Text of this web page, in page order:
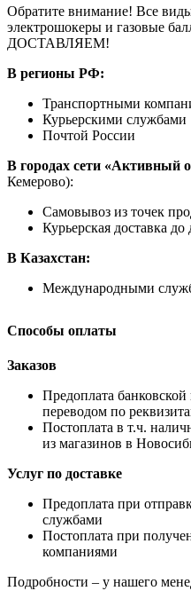
Обратите внимание! Все
электрошокеры и газовые
ДОСТАВЛЯЕМ!
В регионы РФ:
Транспортными
Курьерскими службами
Почтой России
В городах сети «Активный
Кемерово):
Самовывоз из точек
Курьерская доставка до
В Казахстан:
Международными
Способы оплаты
Заказов
Предоплата
переводом по
Постоплата в т.ч.
из магазинов в
Услуг по доставке
Предоплата при
службами
Постоплата при
компаниями
Подробности – у нашего